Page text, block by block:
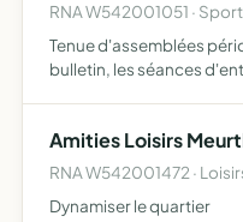
RNA W542001051 · Sport
Tenue d'assemblées
bulletin, les séances
Amities Loisirs
RNA W542001472 ·
Dynamiser le quartier